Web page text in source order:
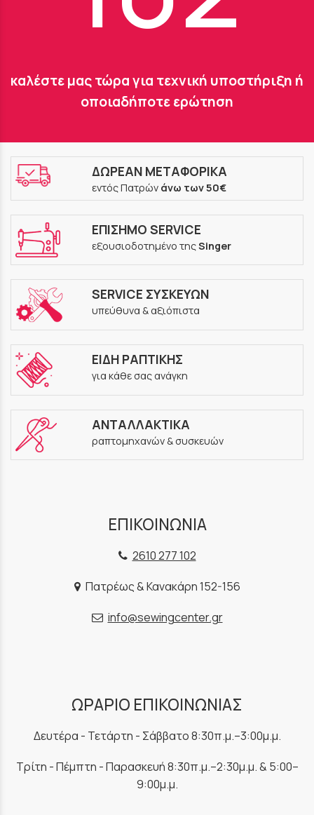
καλέστε μας τώρα για τεχνική υποστήριξη ή
οποιαδήποτε ερώτηση
ΔΩΡΕΑΝ ΜΕΤΑΦΟΡΙΚΑ
εντός Πατρών άνω των 50€
ΕΠΙΣΗΜΟ SERVICE
εξουσιοδοτημένο τηςSinger
SERVICE ΣΥΣΚΕΥΩΝ
υπεύθυνα & αξιόπιστα
ΕΙΔΗ ΡΑΠΤΙΚΗΣ
για κάθε σας ανάγκη
ΑΝΤΑΛΛΑΚΤΙΚΑ
ραπτομηχανών & συσκευών
ΕΠΙΚΟΙΝΩΝΙΑ
2610 277 102
Πατρέως & Κανακάρη 152-156
info@sewingcenter.gr
ΩΡΑΡΙΟ ΕΠΙΚΟΙΝΩΝΙΑΣ
Δευτέρα - Τετάρτη - Σάββατο 8:30π.μ.–3:00μ.μ.
Τρίτη - Πέμπτη - Παρασκευή 8:30π.μ.–2:30μ.μ. & 5:00–
9:00μ.μ.